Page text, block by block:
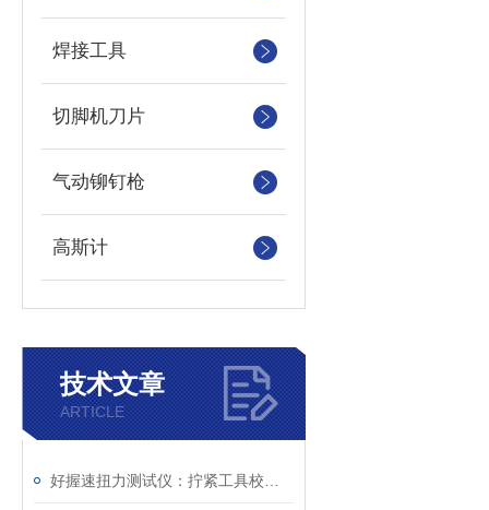
焊接工具
切脚机刀片
气动铆钉枪
高斯计
技术文章
ARTICLE